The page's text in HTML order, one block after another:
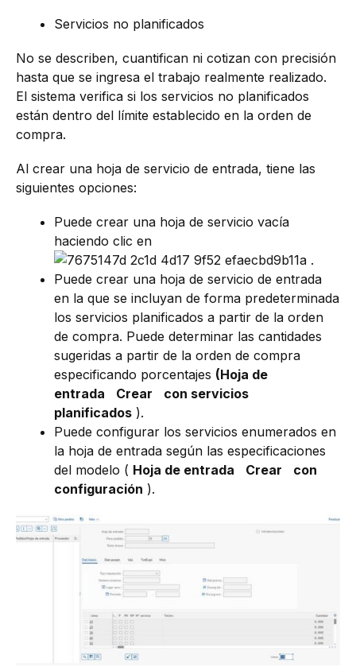
Servicios no planificados
No se describen, cuantifican ni cotizan con precisión
hasta que se ingresa el trabajo realmente realizado.
El sistema verifica si los servicios no planificados
están dentro del límite establecido en la orden de
compra.
Al crear una hoja de servicio de entrada, tiene las
siguientes opciones:
Puede crear una hoja de servicio vacía
haciendo clic en
.
Puede crear una hoja de servicio de entrada
en la que se incluyan de forma predeterminada
los servicios planificados a partir de la orden
de compra. Puede determinar las cantidades
sugeridas a partir de la orden de compra
especificando porcentajes (Hoja de
entrada
Crear
con servicios
planificados ).
Puede configurar los servicios enumerados en
la hoja de entrada según las especificaciones
del modelo ( Hoja de entrada Crear
con
configuración ).